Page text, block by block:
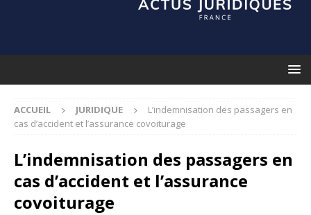
ACCUEIL JURIDIQUE
L’indemnisation des passagers en
cas d’accident et l’assurance covoiturage
L’indemnisation des passagers en
cas d’accident et l’assurance
covoiturage